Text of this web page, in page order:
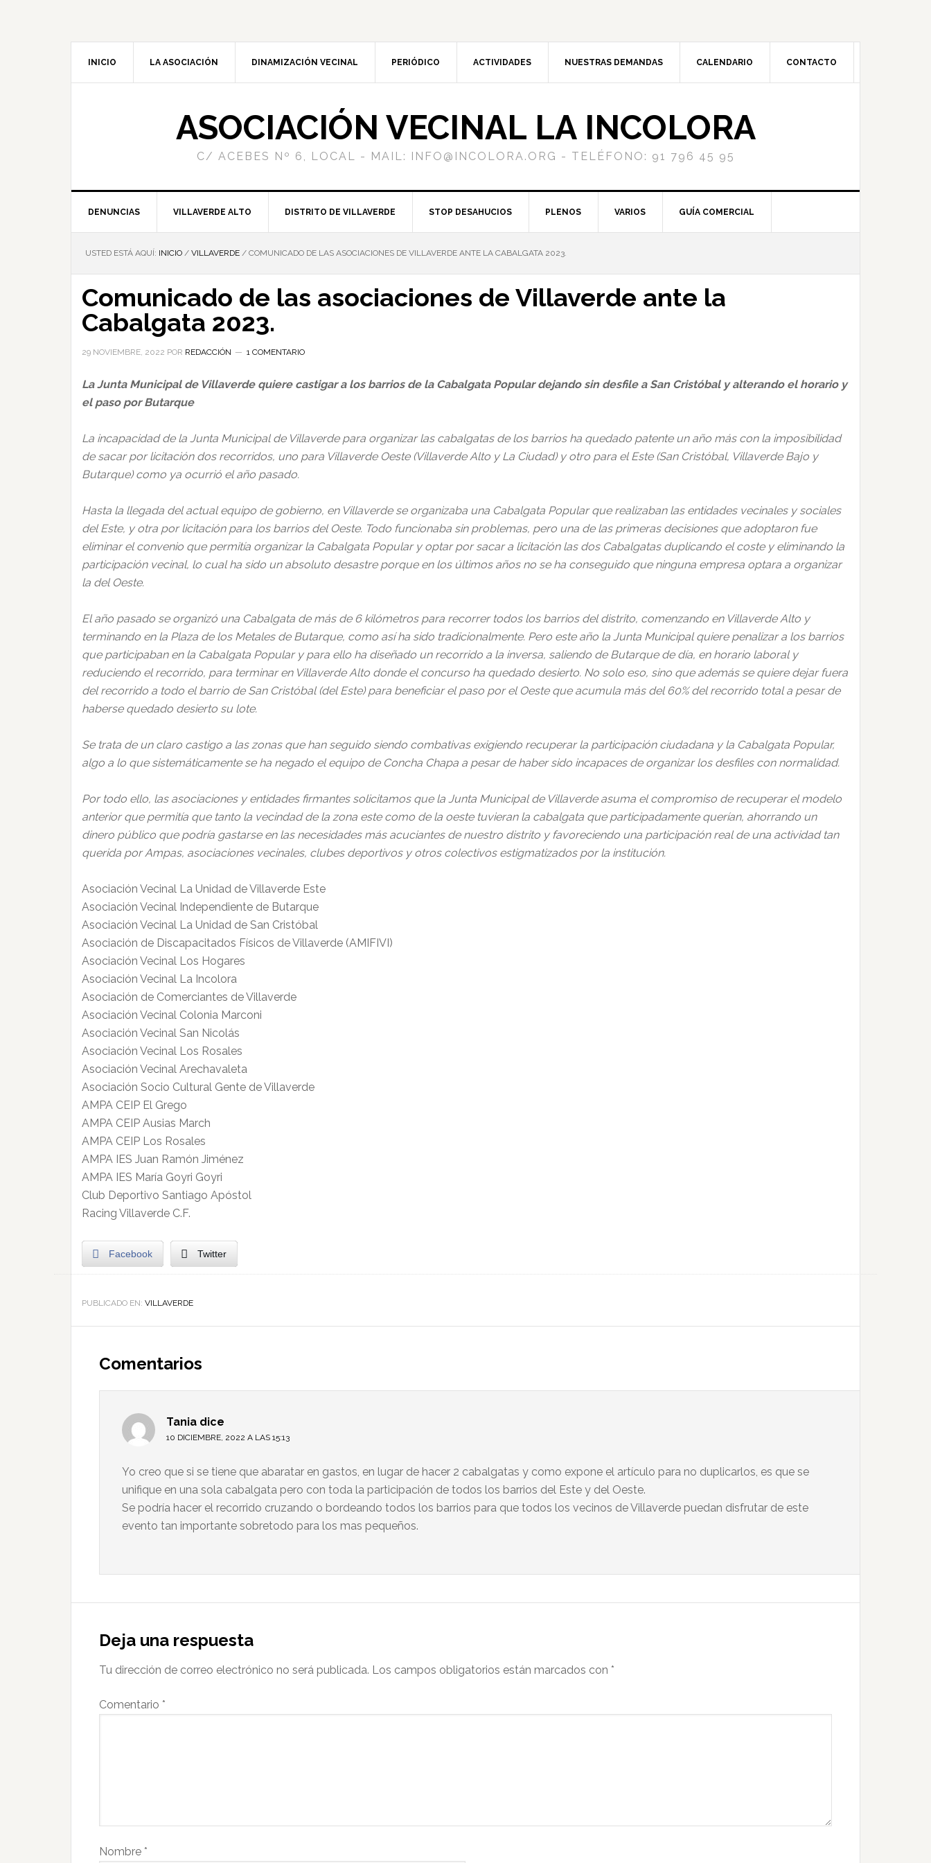
INICIO LA ASOCIACIÓN DINAMIZACIÓN VECINAL PERIÓDICO ACTIVIDADES NUESTRAS DEMANDAS CALENDARIO CONTACTO
ASOCIACIÓN VECINAL LA INCOLORA
C/ ACEBES Nº 6, LOCAL - MAIL: INFO@INCOLORA.ORG - TELÉFONO: 91 796 45 95
DENUNCIAS VILLAVERDE ALTO DISTRITO DE VILLAVERDE STOP DESAHUCIOS PLENOS VARIOS GUÍA COMERCIAL
USTED ESTÁ AQUÍ: INICIO / VILLAVERDE / COMUNICADO DE LAS ASOCIACIONES DE VILLAVERDE ANTE LA CABALGATA 2023.
Comunicado de las asociaciones de Villaverde ante la
Cabalgata 2023.
29 NOVIEMBRE, 2022 POR REDACCIÓN 1 COMENTARIO
La Junta Municipal de Villaverde quiere castigar a los barrios de la Cabalgata Popular dejando sin desfile a San Cristóbal y alterando el horario y
el paso por Butarque
La incapacidad de la Junta Municipal de Villaverde para organizar las cabalgatas de los barrios ha quedado patente un año más con la imposibilidad
de sacar por licitación dos recorridos, uno para Villaverde Oeste (Villaverde Alto y La Ciudad) y otro para el Este (San Cristóbal, Villaverde Bajo y
Butarque) como ya ocurrió el año pasado.
Hasta la llegada del actual equipo de gobierno, en Villaverde se organizaba una Cabalgata Popular que realizaban las entidades vecinales y sociales
del Este, y otra por licitación para los barrios del Oeste. Todo funcionaba sin problemas, pero una de las primeras decisiones que adoptaron fue
eliminar el convenio que permitía organizar la Cabalgata Popular y optar por sacar a licitación las dos Cabalgatas duplicando el coste y eliminando la
participación vecinal, lo cual ha sido un absoluto desastre porque en los últimos años no se ha conseguido que ninguna empresa optara a organizar
la del Oeste.
El año pasado se organizó una Cabalgata de más de 6 kilómetros para recorrer todos los barrios del distrito, comenzando en Villaverde Alto y
terminando en la Plaza de los Metales de Butarque, como así ha sido tradicionalmente. Pero este año la Junta Municipal quiere penalizar a los barrios
que participaban en la Cabalgata Popular y para ello ha diseñado un recorrido a la inversa, saliendo de Butarque de día, en horario laboral y
reduciendo el recorrido, para terminar en Villaverde Alto donde el concurso ha quedado desierto. No solo eso, sino que además se quiere dejar fuera
del recorrido a todo el barrio de San Cristóbal (del Este) para beneficiar el paso por el Oeste que acumula más del 60% del recorrido total a pesar de
haberse quedado desierto su lote.
Se trata de un claro castigo a las zonas que han seguido siendo combativas exigiendo recuperar la participación ciudadana y la Cabalgata Popular,
algo a lo que sistemáticamente se ha negado el equipo de Concha Chapa a pesar de haber sido incapaces de organizar los desfiles con normalidad.
Por todo ello, las asociaciones y entidades firmantes solicitamos que la Junta Municipal de Villaverde asuma el compromiso de recuperar el modelo
anterior que permitía que tanto la vecindad de la zona este como de la oeste tuvieran la cabalgata que participadamente querían, ahorrando un
dinero público que podría gastarse en las necesidades más acuciantes de nuestro distrito y favoreciendo una participación real de una actividad tan
querida por Ampas, asociaciones vecinales, clubes deportivos y otros colectivos estigmatizados por la institución.
Asociación Vecinal La Unidad de Villaverde Este
Asociación Vecinal Independiente de Butarque
Asociación Vecinal La Unidad de San Cristóbal
Asociación de Discapacitados Físicos de Villaverde (AMIFIVI)
Asociación Vecinal Los Hogares
Asociación Vecinal La Incolora
Asociación de Comerciantes de Villaverde
Asociación Vecinal Colonia Marconi
Asociación Vecinal San Nicolás
Asociación Vecinal Los Rosales
Asociación Vecinal Arechavaleta
Asociación Socio Cultural Gente de Villaverde
AMPA CEIP El Grego
AMPA CEIP Ausias March
AMPA CEIP Los Rosales
AMPA IES Juan Ramón Jiménez
AMPA IES María Goyri Goyri
Club Deportivo Santiago Apóstol
Racing Villaverde C.F.
Facebook Twitter
PUBLICADO EN: VILLAVERDE
Comentarios
Tania dice
10 DICIEMBRE, 2022 A LAS 15:13
Yo creo que si se tiene que abaratar en gastos, en lugar de hacer 2 cabalgatas y como expone el artículo para no duplicarlos, es que se
unifique en una sola cabalgata pero con toda la participación de todos los barrios del Este y del Oeste.
Se podría hacer el recorrido cruzando o bordeando todos los barrios para que todos los vecinos de Villaverde puedan disfrutar de este
evento tan importante sobretodo para los mas pequeños.
Deja una respuesta
Tu dirección de correo electrónico no será publicada. Los campos obligatorios están marcados con *
Comentario *
Nombre *